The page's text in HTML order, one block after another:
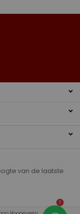
van de laatste
1